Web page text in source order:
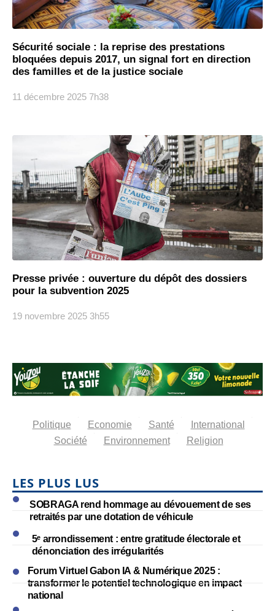
Sécurité sociale : la reprise des prestations
bloquées depuis 2017, un signal fort en direction
des familles et de la justice sociale
11 décembre 2025 7h38
Presse privée : ouverture du dépôt des dossiers
pour la subvention 2025
19 novembre 2025 3h55
Politique Economie Santé
International
Société
Environnement Religion
LES PLUS LUS
SOBRAGA rend hommage au dévouement de ses
retraités par une dotation de véhicule
5ᵉ arrondissement : entre gratitude électorale et
dénonciation des irrégularités
Forum Virtuel Gabon IA & Numérique 2025 :
transformer le potentiel technologique en impact
national